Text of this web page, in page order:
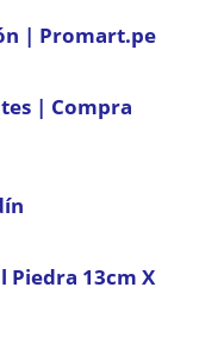
| Promart.pe
| Compra
Piedra 13cm X